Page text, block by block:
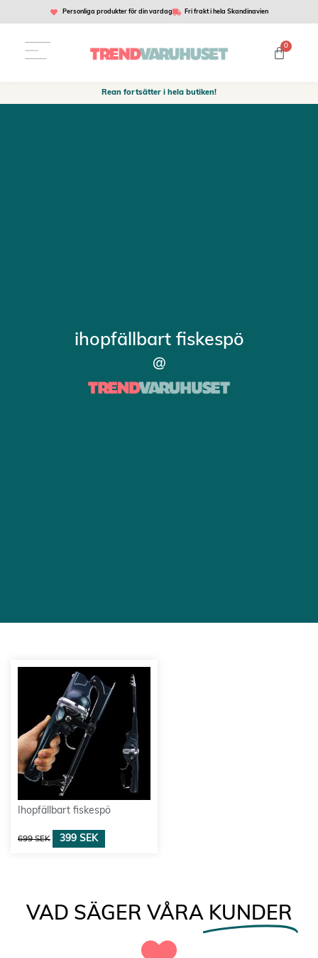
Personliga produkter för din vardag Fri frakt i hela Skandinavien
0
Rean fortsätter i hela butiken!
ihopfällbart fiskespö
@
Ihopfällbart fiskespö
699SEK 399 SEK
VAD SÄGER VÅRA KUNDER